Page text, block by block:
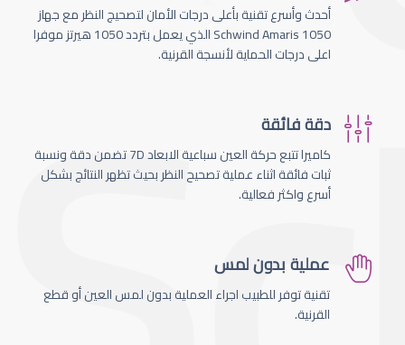
أحدث وأسرع تقنية بأعلى درجات الأمان لتصحيج النظر مع جهاز
Schwind Amaris 1050 الذي يعمل بتردد 1050 هيرتز موفرا
اعلى درجات الحماية لأنسجة القرنية.
دقة فائقة
كاميرا تتبع حركة العين سباعية الابعاد 7D تضمن دقة ونسبة
ثبات فائقة اثناء عملية تصحيح النظر بحيث تظهر النتائج بشكل
أسرع واكثر فعالية.
عملية بدون لمس
تقنية توفر للطبيب اجراء العملية بدون لمس العين أو قطع
القرنية.